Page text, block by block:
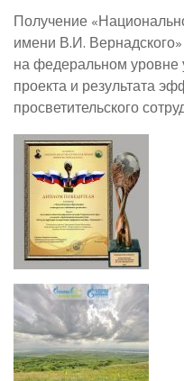
Получение
имени В.И.
на федеральном уровне
проекта и результата
просветительского